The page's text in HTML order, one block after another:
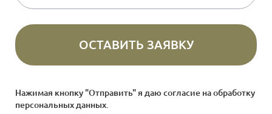
Нажимая кнопку "Отправить" я даю согласие наобработку
персональных данных